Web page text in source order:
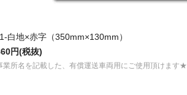
白地×赤字（350mm×130mm）
円(税抜)
所名を記載した、有償運送車両用にご使用頂けます★